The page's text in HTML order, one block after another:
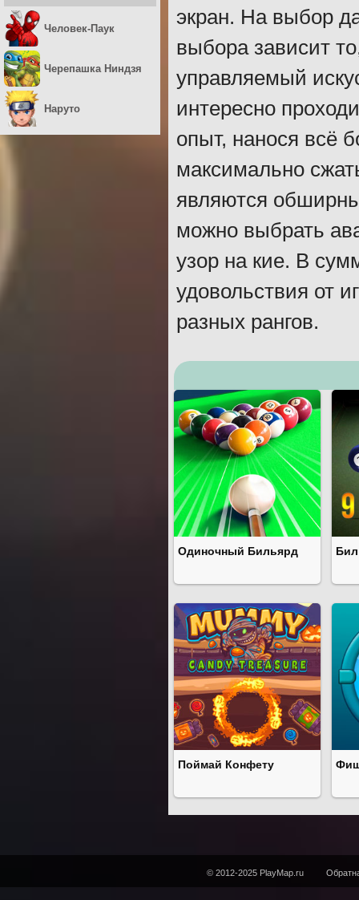
экран. На выбор
выбора зависит
управляемый
интересно
опыт, нанося всё
максимально
являются
можно выбрать
узор на кие. В
удовольствия от
разных рангов.
Одиночный Бильярд
Поймай Конфету
Человек-Паук
Черепашка Ниндзя
Наруто
© 2012-2025 PlayMap.ru